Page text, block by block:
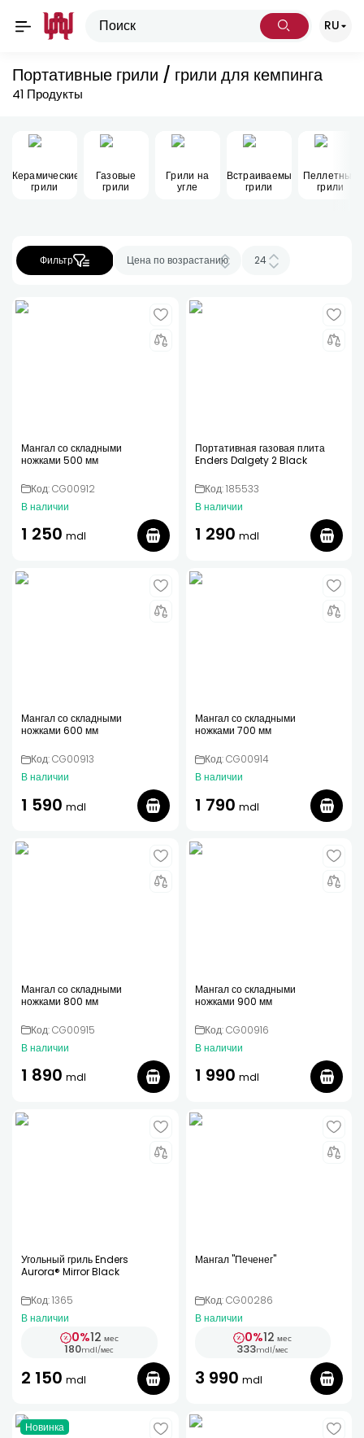
RU
Портативные грили / грили для кемпинга
41 Продукты
Керамические
грили
Газовые
грили
Грили на
угле
Встраиваемые
грили
Пеллетные
грили
Фильтр
Мангал со складными
ножками 500 мм
Код: CG00912
В наличии
1 250 mdl
Портативная газовая плита
Enders Dalgety 2 Black
Код: 185533
В наличии
1 290 mdl
Мангал со складными
ножками 600 мм
Код: CG00913
В наличии
1 590 mdl
Мангал со складными
ножками 700 мм
Код: CG00914
В наличии
1 790 mdl
Мангал со складными
ножками 800 мм
Код: CG00915
В наличии
1 890 mdl
Мангал со складными
ножками 900 мм
Код: CG00916
В наличии
1 990 mdl
Угольный гриль Enders
Aurora® Mirror Black
Код: 1365
В наличии
0%12 мес
180mdl/мес
2 150 mdl
Мангал "Печенег"
Код: CG00286
В наличии
0%12 мес
333mdl/мес
3 990 mdl
Новинка